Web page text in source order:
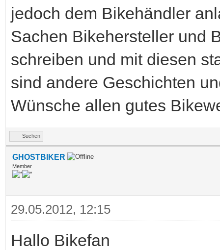
jedoch dem Bikehändler
Sachen Bikehersteller und
schreiben und mit diesen
sind andere Geschichten
Wünsche allen gutes
Suchen
GHOSTBIKER
Member
29.05.2012, 12:15
Hallo Bikefan